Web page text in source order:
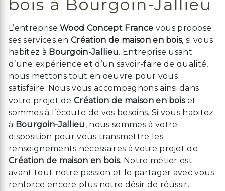
bois à Bourgoin-Jallieu
L’entrepriseWood Concept France vous propose
ses services enCréation de maison en bois, si vous
habitez à Bourgoin-Jallieu. Entreprise usant
d’une expérience et d’un savoir-faire de qualité,
nous mettons tout en oeuvre pour vous
satisfaire. Nous vous accompagnons ainsi dans
votre projet deCréation de maison en boiset
sommes à l’écoute de vos besoins. Si vous habitez
à Bourgoin-Jallieu, nous sommes à votre
disposition pour vous transmettre les
renseignements nécessaires à votre projet de
Création de maison en bois. Notre métier est
avant tout notre passion et le partager avec vous
renforce encore plus notre désir de réussir.